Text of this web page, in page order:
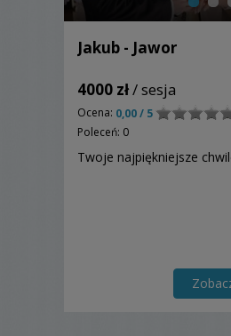
Jakub - Jawor
4000 zł/ sesja
Ocena: 0,00 / 5
Poleceń: 0
Twoje najpiękniejsze